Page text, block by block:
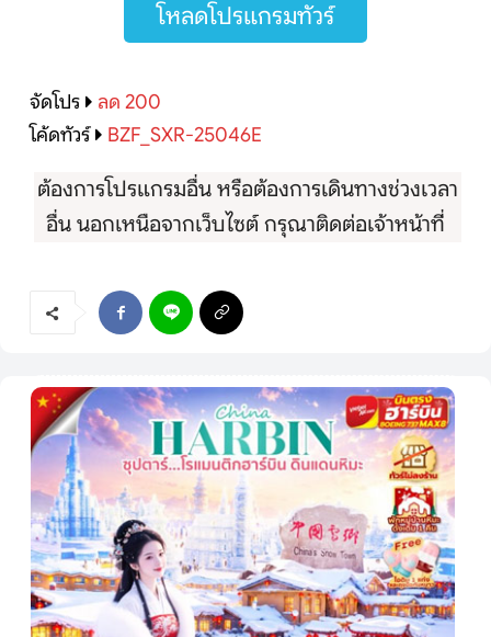
โหลดโปรแกรมทัวร์
จัดโปร
ลด 200
โค้ดทัวร์
BZF_SXR-25046E
ต้องการโปรแกรมอื่น หรือต้องการเดินทางช่วงเวลา
อื่น นอกเหนือจากเว็บไซต์ กรุณาติดต่อเจ้าหน้าที่